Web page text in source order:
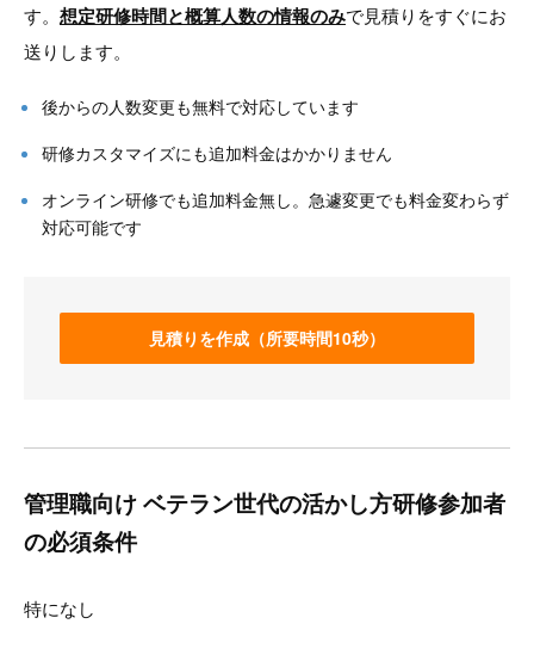
す。 想定研修時間と概算人数の情報のみで見積りをすぐにお
送りします。
後からの人数変更も無料で対応しています
研修カスタマイズにも追加料金はかかりません
オンライン研修でも追加料金無し。急遽変更でも料金変わらず
対応可能です
見積りを作成（所要時間10秒）
管理職向け ベテラン世代の活かし方研修参加者
の必須条件
特になし